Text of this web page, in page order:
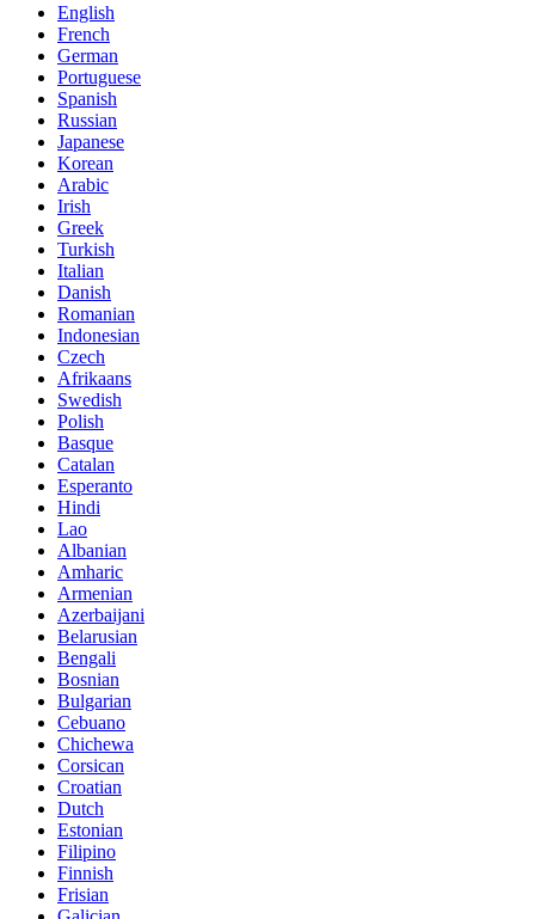
English
French
German
Portuguese
Spanish
Russian
Japanese
Korean
Arabic
Irish
Greek
Turkish
Italian
Danish
Romanian
Indonesian
Czech
Afrikaans
Swedish
Polish
Basque
Catalan
Esperanto
Hindi
Lao
Albanian
Amharic
Armenian
Azerbaijani
Belarusian
Bengali
Bosnian
Bulgarian
Cebuano
Chichewa
Corsican
Croatian
Dutch
Estonian
Filipino
Finnish
Frisian